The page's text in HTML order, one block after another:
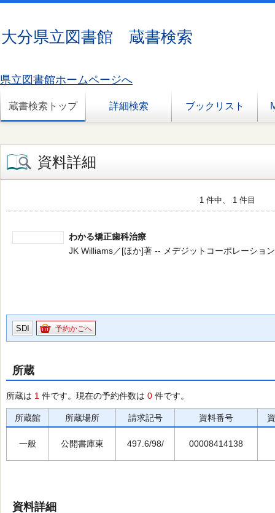
大分県立図書館 蔵書検索
県立図書館ホームページへ
蔵書検索トップ 詳細検索 ブックリスト
資料詳細
1 件中、 1 件目
わかる矯正歯科治療
JK Williams／[ほか]著 -- メデジットコーポレーショ
SDI 予約かごへ
所蔵
所蔵は 1 件です。現在の予約件数は 0 件です。
所蔵館 所蔵場所 請求記号 資料番号
一般 公開書庫東 497.6/98/ 00008414138
資料詳細